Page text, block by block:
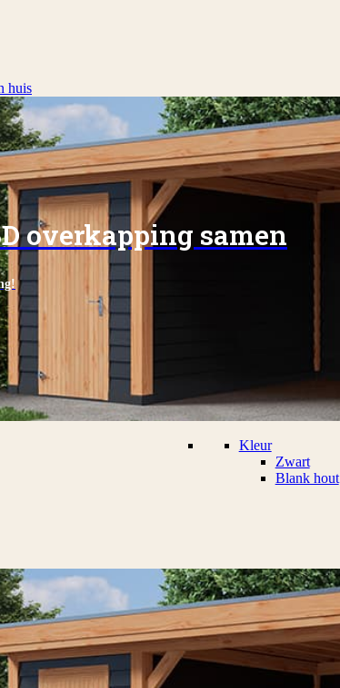
huis
overkapping samen
Kleur
Zwart
Blank hout